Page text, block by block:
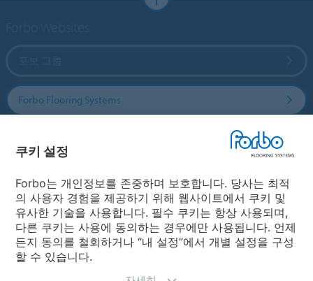
Forbo Flooring Systems
국가
국가 선택
쿠키 설정
Forbo는 개인정보를 존중하며 보호합니다. 당사는 최적
의 사용자 경험을 제공하기 위해 웹사이트에서 쿠키 및
유사한 기술을 사용합니다. 필수 쿠키는 항상 사용되며,
다른 쿠키는 사용에 동의하는 경우에만 사용됩니다. 언제
든지 동의를 철회하거나 “내 설정”에서 개별 설정을 구성
할 수 있습니다.